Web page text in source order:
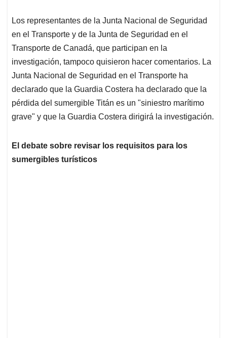
Los representantes de la Junta Nacional de Seguridad
en el Transporte y de la Junta de Seguridad en el
Transporte de Canadá, que participan en la
investigación, tampoco quisieron hacer comentarios. La
Junta Nacional de Seguridad en el Transporte ha
declarado que la Guardia Costera ha declarado que la
pérdida del sumergible Titán es un "siniestro marítimo
grave" y que la Guardia Costera dirigirá la investigación.
El debate sobre revisar los requisitos para los
sumergibles turísticos